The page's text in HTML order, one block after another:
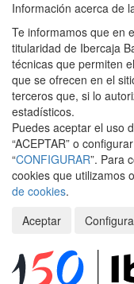
Información acerca de
Te informamos que en
titularidad de Ibercaja
técnicas que permiten
que se ofrecen en el
terceros que, si lo
estadísticos.
Puedes aceptar el uso
“ACEPTAR” o
“CONFIGURAR”. Para
cookies que utilizamos
de cookies.
Aceptar